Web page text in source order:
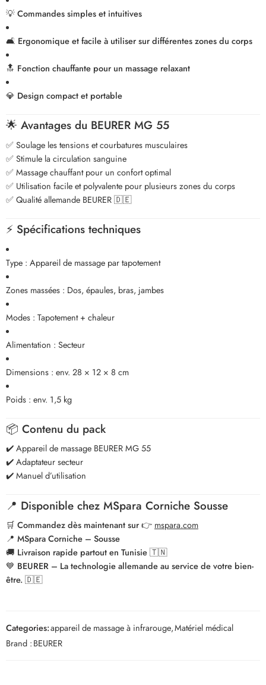
💡Commandes simples et intuitives
🛋️ Ergonomique et facile à utiliser sur différentes zones du corps
🔝 Fonction chauffante pour un massage relaxant
💎 Design compact et portable
🌟 Avantages du BEURER MG 55
✅ Soulage les tensions et courbatures musculaires
✅ Stimule la circulation sanguine
✅ Massage chauffant pour un confort optimal
✅ Utilisation facile et polyvalente pour plusieurs zones du corps
✅ Qualité allemande BEURER 🇩🇪
⚡ Spécifications techniques
Type : Appareil de massage par tapotement
Zones massées : Dos, épaules, bras, jambes
Modes : Tapotement + chaleur
Alimentation : Secteur
Dimensions : env. 28 × 12 × 8 cm
Poids : env. 1,5 kg
📦 Contenu du pack
✔️ Appareil de massage BEURER MG 55
✔️ Adaptateur secteur
✔️ Manuel d’utilisation
📍 Disponible chez MSpara Corniche Sousse
🛒 Commandez dès maintenant sur👉 mspara.com
📍 MSpara Corniche – Sousse
🚚 Livraison rapide partout en Tunisie 🇹🇳
💙 BEURER – La technologie allemande au service de votre bien-
être. 🇩🇪
Categories:appareil de massage à infrarouge,Matériel médical
Brand :BEURER